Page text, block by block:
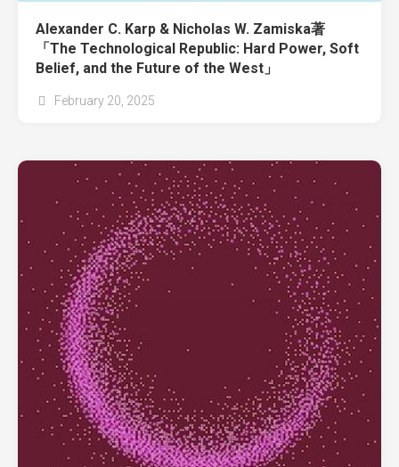
Alexander C. Karp & Nicholas W. Zamiska著
「The Technological Republic: Hard Power, Soft
Belief, and the Future of the West」
February 20, 2025